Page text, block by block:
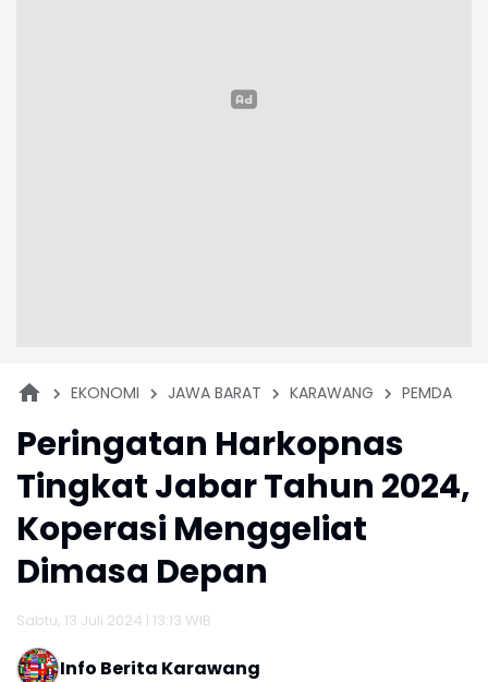
EKONOMI JAWA BARAT KARAWANG PEMDA
Peringatan Harkopnas
Tingkat Jabar Tahun 2024,
Koperasi Menggeliat
Dimasa Depan
Sabtu, 13 Juli 2024 | 13:13 WIB
Info Berita Karawang